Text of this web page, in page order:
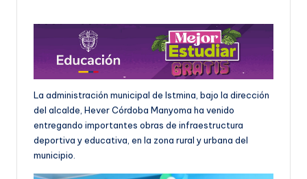
La administración municipal de Istmina, bajo la dirección
del alcalde, Hever Córdoba Manyoma ha venido
entregando importantes obras de infraestructura
deportiva y educativa, en la zona rural y urbana del
municipio.